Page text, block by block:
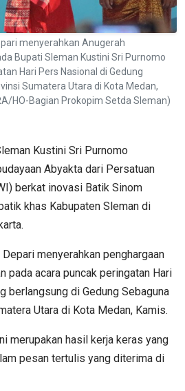
menyerahkan Anugerah
Bupati Sleman Kustini Sri Purnomo
Hari Pers Nasional di Gedung
Sumatera Utara di Kota Medan,
HO-Bagian Prokopim Setda Sleman)
Kustini Sri Purnomo
Abyakta dari Persatuan
berkat inovasi Batik Sinom
khas Kabupaten Sleman di
menyerahkan penghargaan
pada acara puncak peringatan Hari
berlangsung di Gedung Sebaguna
Utara di Kota Medan, Kamis.
merupakan hasil kerja keras yang
pesan tertulis yang diterima di